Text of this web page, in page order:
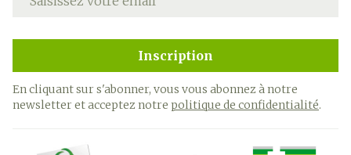
Inscription
En cliquant sur s'abonner, vous vous abonnez à notre
newsletter et acceptez notre politique de confidentialité.